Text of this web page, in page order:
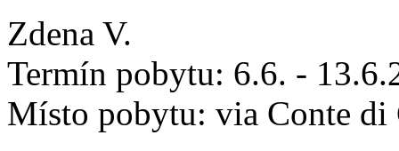
Zdena V.
Termín pobytu: 6.6. -
Místo pobytu: via Conte di